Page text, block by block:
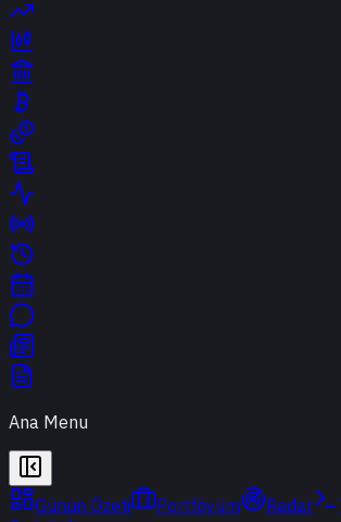
Ana Menu
Günün Özeti Portföyüm Radar